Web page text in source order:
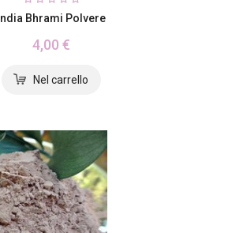
India Bhrami Polvere
4,00 €